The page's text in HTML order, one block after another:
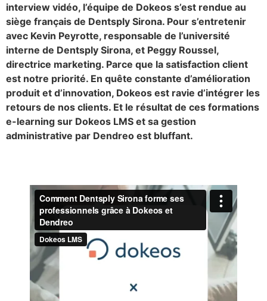
interview vidéo, l’équipe de Dokeos s’est rendue au
siège français de Dentsply Sirona. Pour s’entretenir
avec Kevin Peyrotte, responsable de l’université
interne de Dentsply Sirona, et Peggy Roussel,
directrice marketing. Parce que la satisfaction client
est notre priorité. En quête constante d’amélioration
produit et d’innovation, Dokeos est ravie d’intégrer les
retours de nos clients. Et le résultat de ces formations
e-learning sur Dokeos LMS et sa gestion
administrative par Dendreo est bluffant.